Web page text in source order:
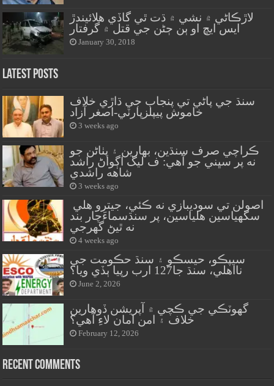
لاڙڪاڻي ۾ نشي ۾ ڌت ٿي گاڏي هلائيندڙ
ايس ايڇ او ٻن ڄڻن جي قتل ۾ گرفتار
January 30, 2018
Latest Posts
سنڌ جي پاڻي تي پنجاب جي ڌاڙي خلاف
خاموش پيپلزپارٽي-اصغر آزاد
3 weeks ago
ڪراچي صرف سنڌين، بهارين ۽ پٺاڻن جو
نه پر سڀني جو آهي: ف ليگ اڳواڻ راشد
شاهه راشدي
3 weeks ago
سگهياسين هلياسين، پر سنڌسماءَچار بند
نه ٿيڻ گهرجي
4 weeks ago
سيپڪو، حيسڪو ۽ سنڌ حڪومت جي
نااهلي، سنڌ جا127 ارب رپيا ٻڏي ويا؟
June 2, 2026
گهوٽڪي جي ڪچي ۾ آپريشن ڏوهارين
خلاف ۽ امن امان لاءِ آهي؟
February 12, 2026
Recent Comments